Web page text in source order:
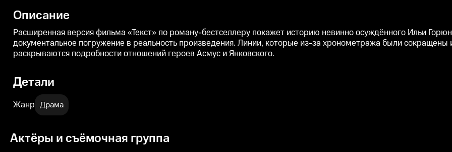
Описание
Расширенная версия фильма «Текст» по роману-бестселлеру покажет историю невинно осуждённого Ильи
документальное погружение в реальность произведения. Линии, которые из-за хронометража были
раскрываются подробности отношений героев Асмус и Янковского.
Детали
Жанр Драма
Актёры и съёмочная группа